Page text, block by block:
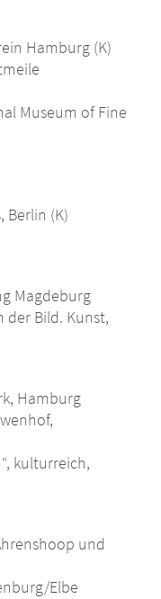
Hamburg (K)
Museum of Fine
Berlin (K)
Magdeburg
der Bild. Kunst,
Hamburg
kulturreich,
und
Elbe